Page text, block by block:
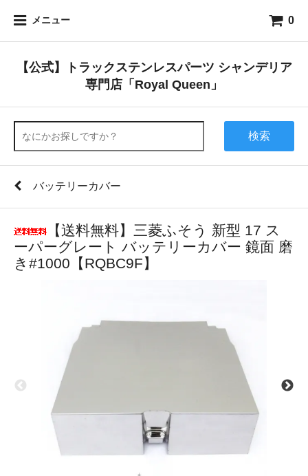
メニュー 0
【公式】トラックステンレスパーツ シャンデリア
専門店「Royal Queen」
検索
バッテリーカバー
【送料無料】三菱ふそう 新型 17 ス
ーパーグレート バッテリーカバー 鏡面 磨
き#1000【RQBC9F】